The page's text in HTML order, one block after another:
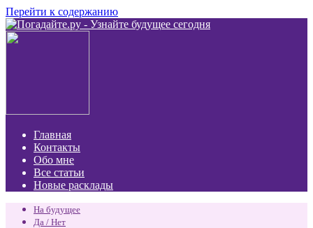
Перейти к содержанию
Главная
Контакты
Обо мне
Все статьи
Новые расклады
На будущее
Да / Нет